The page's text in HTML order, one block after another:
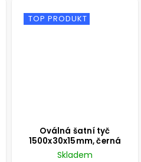
TOP PRODUKT
Oválná šatní tyč
1500x30x15mm, černá
Skladem